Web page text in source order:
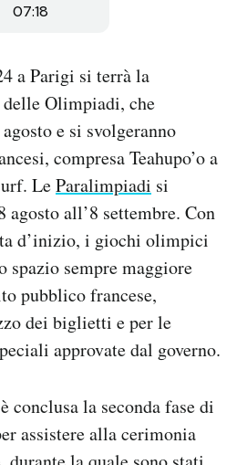
07:18
a Parigi si terrà la
Olimpiadi, che
e si svolgeranno
compresa Teahupo’o a
LeParalimpiadi si
agosto all’8 settembre. Con
d’inizio, i giochi olimpici
spazio sempre maggiore
pubblico francese,
dei biglietti e per le
approvate dal governo.
conclusa la seconda fase di
assistere alla cerimonia